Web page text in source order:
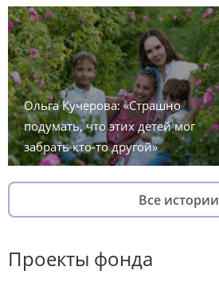
Ольга Кучерова: «Страшно
подумать, что этих детей мог
забрать кто-то другой»
Все истории
Проекты фонда